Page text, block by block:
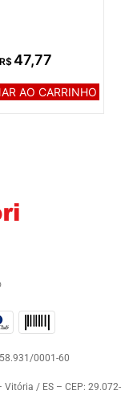
R$ 47,77
AO CARRINHO
0001-60
/ ES – CEP: 29.072-